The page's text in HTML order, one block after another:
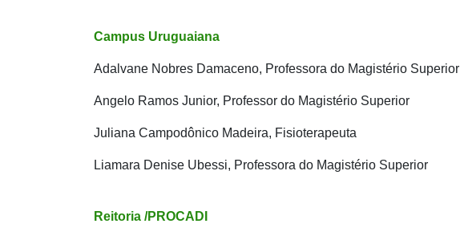
Campus Uruguaiana
Adalvane Nobres Damaceno, Professora do Magistério Superior
Angelo Ramos Junior, Professor do Magistério Superior
Juliana Campodônico Madeira, Fisioterapeuta
Liamara Denise Ubessi, Professora do Magistério Superior
Reitoria /PROCADI